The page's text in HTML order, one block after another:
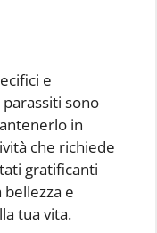
e
sono
in
che richiede
gratificanti
e
tua vita.